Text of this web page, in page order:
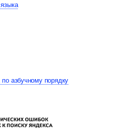
азбучному порядку